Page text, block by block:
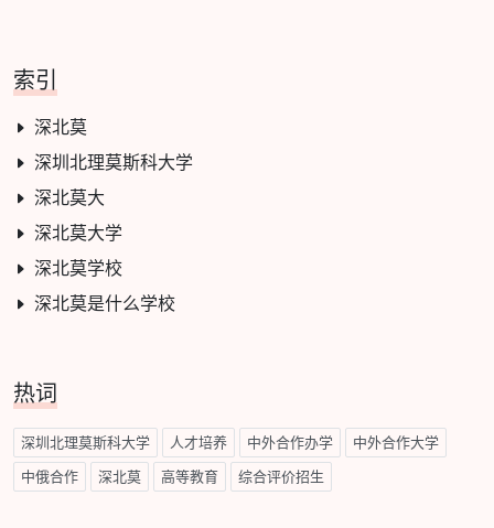
索引
深北莫
深圳北理莫斯科大学
深北莫大
深北莫大学
深北莫学校
深北莫是什么学校
热词
深圳北理莫斯科大学 人才培养 中外合作办学 中外合作大学
中俄合作 深北莫 高等教育 综合评价招生